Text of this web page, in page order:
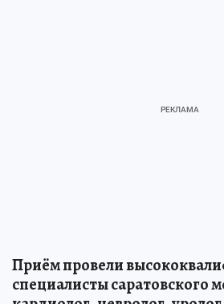
Приём провели
специалисты саратовского